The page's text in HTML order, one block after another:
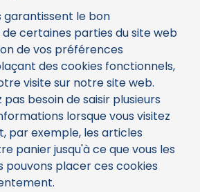
garantissent le bon
certaines parties du site web
de vos préférences
des cookies fonctionnels,
visite sur notre site web.
pas besoin de saisir plusieurs
lorsque vous visitez
par exemple, les articles
panier jusqu'à ce que vous les
pouvons placer ces cookies